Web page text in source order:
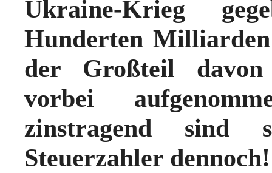
Ukraine-Krieg
Hunderten
der Großteil davon
vorbei
zinstragend sind
Steuerzahler